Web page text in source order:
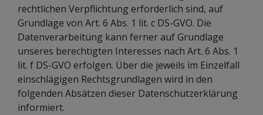
rechtlichen Verpflichtung erforderlich sind, auf
Grundlage von Art. 6 Abs. 1 lit. c DS-GVO. Die
Datenverarbeitung kann ferner auf Grundlage
unseres berechtigten Interesses nach Art. 6 Abs. 1
lit. f DS-GVO erfolgen. Über die jeweils im Einzelfall
einschlägigen Rechtsgrundlagen wird in den
folgenden Absätzen dieser Datenschutzerklärung
informiert.